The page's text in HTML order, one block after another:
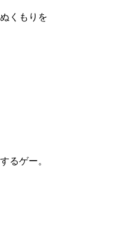
くもりを
るゲー。